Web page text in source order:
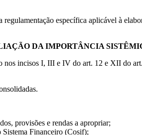
específica aplicável à
DA IMPORTÂNCIA
nos incisos I, III e IV do art. 12 e XII do
provisões e rendas a apropriar;
Sistema Financeiro (Cosif);